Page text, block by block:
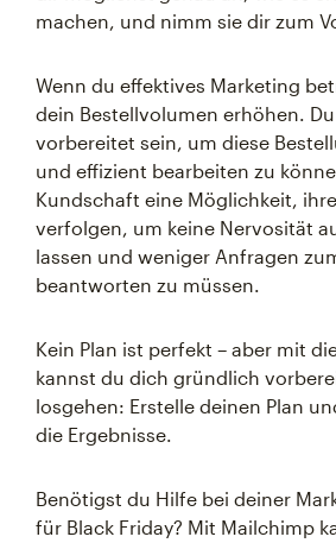
machen, und nimm sie dir zum
Wenn du effektives Marketing
dein Bestellvolumen erhöhen.
vorbereitet sein, um diese
und effizient bearbeiten zu
Kundschaft eine Möglichkeit,
verfolgen, um keine Nervosität
lassen und weniger Anfragen
beantworten zu müssen.
Kein Plan ist perfekt – aber mit
kannst du dich gründlich
losgehen: Erstelle deinen Plan
die Ergebnisse.
Benötigst du Hilfe bei deiner
für Black Friday? Mit Mailchimp